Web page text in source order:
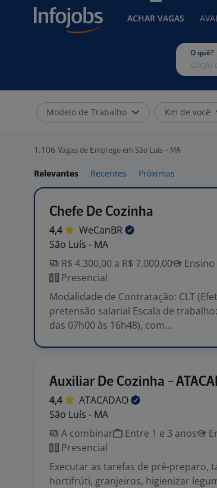
ACHAR VAGAS
O quê?
Modelo de Trabalho Km de você
1.106 Vagas de Emprego em São Luís - MA
Relevantes Recentes Próximas
Chefe De Cozinha
4,4
WeCanBR
São Luís - MA
R$ 4.300,00 a R$ 7.000,00
Ensino
Presencial
Modalidade de Contratação: CLT
pretensão salarial Escala de
das 07h00 às 16h48), com...
Auxiliar De Cozinha -
4,4
ATACADAO
São Luís - MA
A combinar
Entre 1 e 3 anos
Presencial
Executar as tarefas de pré-preparo,
hortifrúti, granjeiros, higienizar